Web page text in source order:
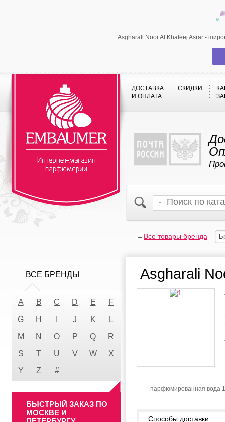
Asgharali Noor Al Khaleej Asrar -
ДОСТАВКА
И ОПЛАТА
СКИДКИ
←Все товары бренда
Asgharali
парфюмированная вода
Способы доставки:
ВСЕ БРЕНДЫ
A B C D E
F
G
H J K
L
M
N O P Q
R
S
T U V W
X
Y
Z #
БЫСТРЫЙ ЗАКАЗ ПО
МОСКВЕ И